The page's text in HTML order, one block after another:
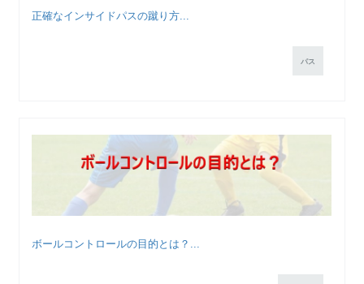
正確なインサイドパスの蹴り方...
パス
ボールコントロールの目的とは？...